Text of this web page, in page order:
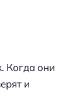
Когда они
и